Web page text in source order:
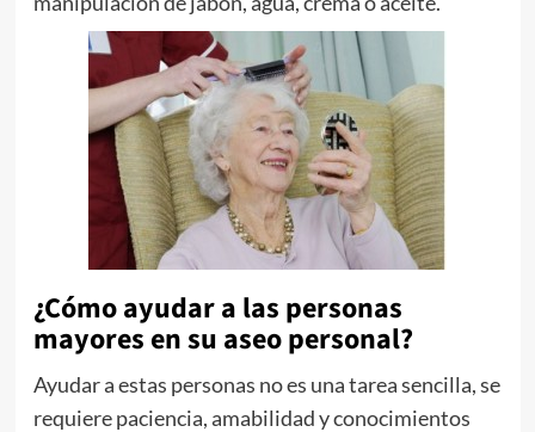
¿Cómo ayudar a las personas
mayores en su aseo personal?
Ayudar a estas personas no es una tarea sencilla, se
requiere paciencia, amabilidad y conocimientos